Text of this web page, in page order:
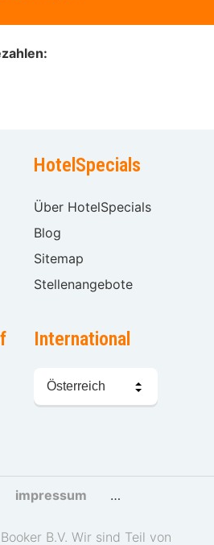
HotelSpecials
Über HotelSpecials
Blog
Sitemap
Stellenangebote
International
Sprache
wählen
impressum cookies und
B.V. Wir sind Teil von